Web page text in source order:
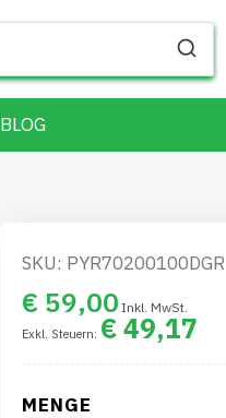
BLOG
SKU: PYR70200100DGR
€ 59,00
€ 49,17
MENGE